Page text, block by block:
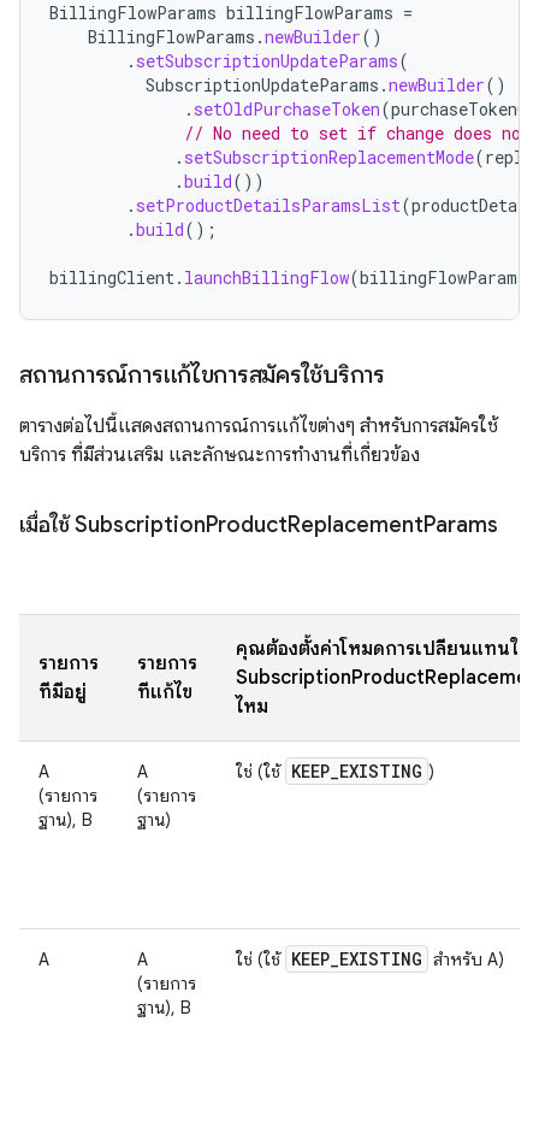
BillingFlowParams billingFlowParams =
BillingFlowParams .newBuilder()
. setSubscriptionUpdateParams(
SubscriptionUpdateParams .newBuilder()
. setOldPurchaseToken(
// No need to set if change does
. setSubscriptionReplacementMode(
.build())
. setProductDetailsParamsList(
.build();
billingClient. launchBillingFlow(billingFlowParams
สถานการณ์การแก้ไขการสมัครใช้บริการ
ตารางต่อไปนี้แสดงสถานการณ์การแก้ไขต่างๆ สำหรับการสมัครใช้
บริการ ที่มีส่วนเสริม และลักษณะการทำงานที่เกี่ยวข้อง
เมื่อใช้ SubscriptionProductReplacementParams
รายการ
ที่มีอยู่
รายการ
ที่แก้ไข
คุณต้องตั้งค่าโหมดการเปลี่ยนแทนใน
ไหม
A
(รายการ
ฐาน), B
A
(รายการ
ฐาน)
ใช่ (ใช้ KEEP_EXISTING )
A
A
(รายการ
ฐาน), B
ใช่ (ใช้ KEEP_EXISTING สำหรับ A)